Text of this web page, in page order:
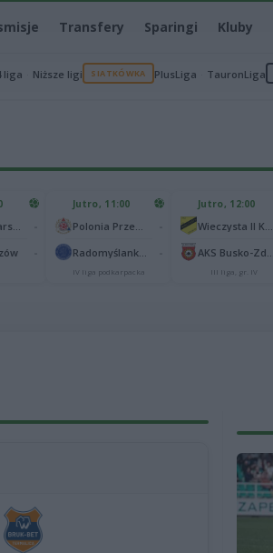
Transfery Sparingi Kluby
liga Niższe ligi SIATKÓWKA PlusLiga TauronLiga
Jutro, 11:00
IV liga podkarpacka
Jutro, 12:00
III liga, gr. IV